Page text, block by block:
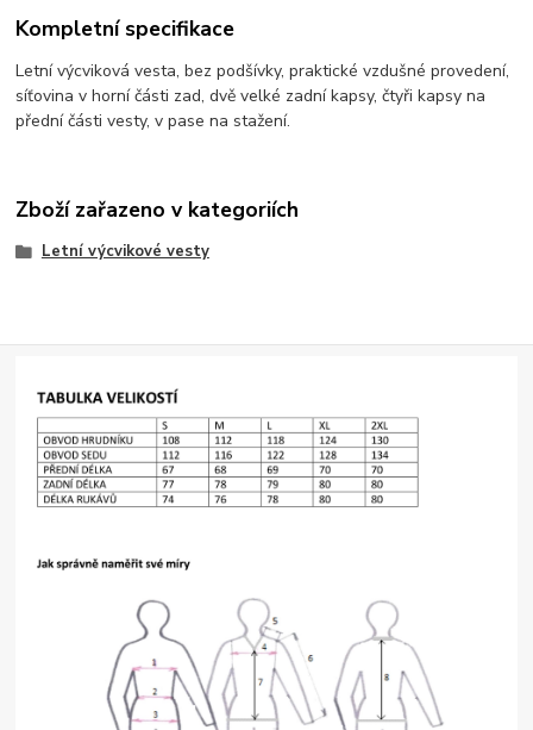
Kompletní specifikace
Letní výcviková vesta, bez podšívky, praktické vzdušné provedení,
síťovina v horní části zad, dvě velké zadní kapsy, čtyři kapsy na
přední části vesty, v pase na stažení.
Zboží zařazeno v kategoriích
Letní výcvikové vesty